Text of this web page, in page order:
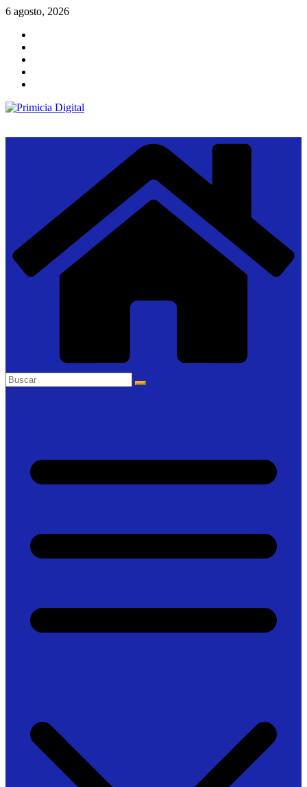
Saltar
contenido
6 agosto, 2026